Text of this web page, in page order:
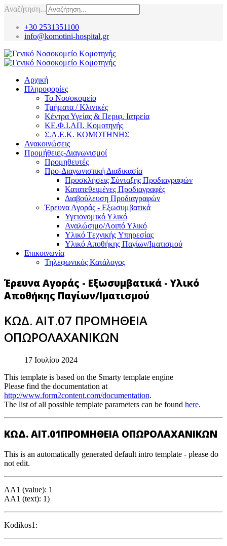
Αναζήτηση...
+30 2531351100
info@komotini-hospital.gr
Αρχική
Πληροφορίες
Το Νοσοκομείο
Τμήματα / Κλινικές
Κέντρα Υγείας & Περιφ. Ιατρεία
ΚΕ.Φ.Ι.ΑΠ. Κομοτηνής
Σ.Α.Ε.Κ. ΚΟΜΟΤΗΝΗΣ
Ανακοινώσεις
Προμήθειες-Διαγωνισμοί
Προμηθευτές
Προ-Διαγωνιστική Διαδικασία
Προσκλήσεις Σύνταξης Προδιαγραφών
Κατατεθειμένες Προδιαγραφές
Διαβούλευση Προδιαγραφών
Έρευνα Αγοράς - Εξωσυμβατικά
Υγειονομικό Υλικό
Αναλώσιμο/Λοιπό Υλικό
Υλικό Tεχνικής Yπηρεσίας
Υλικό Αποθήκης Παγίων/Ιματισμού
Επικοινωνία
Τηλεφωνικός Κατάλογος
Έρευνα Αγοράς - Εξωσυμβατικά - Υλικό
Αποθήκης Παγίων/Ιματισμού
ΚΩΔ. ΑΙΤ.07 ΠΡΟΜΗΘΕΙΑ
ΟΠΩΡΟΛΑΧΑΝΙΚΩΝ
17 Ιουλίου 2024
This template is based on the Smarty template engine
Please find the documentation at
http://www.form2content.com/documentation.
The list of all possible template parameters can be found here.
ΚΩΔ. ΑΙΤ.01ΠΡΟΜΗΘΕΙΑ ΟΠΩΡΟΛΑΧΑΝΙΚΩΝ
This is an automatically generated default intro template - please do
not edit.
AA1 (value): 1
AA1 (text): 1)
Kodikos1: